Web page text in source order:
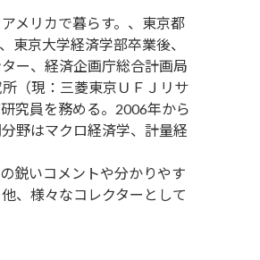
メリカで暮らす。、東京都
東京大学経済学部卒業後、
ー、経済企画庁総合計画局
（現：三菱東京ＵＦＪリサ
究員を務める。2006年から
野はマクロ経済学、計量経
鋭いコメントや分かりやす
、様々なコレクターとして